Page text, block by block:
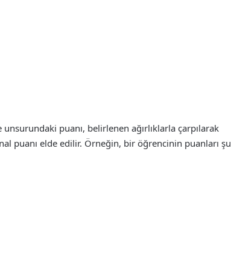
puanı, belirlenen ağırlıklarla çarpılarak
puanı elde edilir. Örneğin, bir öğrencinin puanları şu